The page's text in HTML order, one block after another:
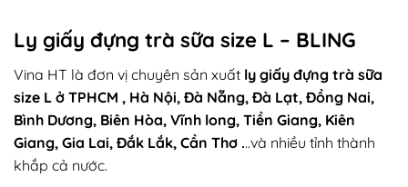
Ly giấy đựng trà sữa size L – BLING
Vina HT là đơn vị chuyên sản xuất ly giấy đựng trà sữa
size L ở TPHCM , Hà Nội, Đà Nẵng, Đà Lạt, Đồng Nai,
Bình Dương, Biên Hòa, Vĩnh long, Tiền Giang, Kiên
Giang, Gia Lai, Đắk Lắk, Cần Thơ ...và nhiều tỉnh thành
khắp cả nước.